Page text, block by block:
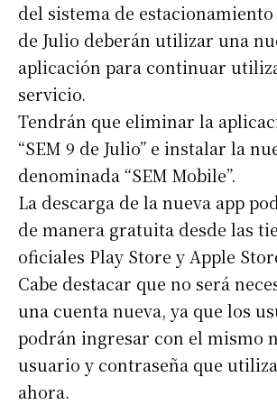
del sistema de
de Julio deberán utilizar una
aplicación para continuar
servicio.
Tendrán que eliminar la
“SEM 9 de Julio” e instalar la
denominada “SEM Mobile”.
La descarga de la nueva app
de manera gratuita desde las
oficiales Play Store y Apple
Cabe destacar que no será
una cuenta nueva, ya que los
podrán ingresar con el mismo
usuario y contraseña que
ahora.